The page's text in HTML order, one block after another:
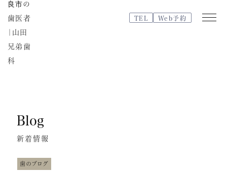
医院紹介
院内紹介・設備紹介
TEL Web予約
Blog
新着情報
歯のブログ